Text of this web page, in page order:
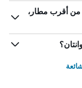
من أقرب مطار،